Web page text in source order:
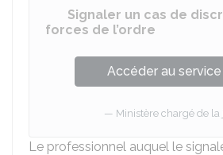
Signaler un cas de
forces de l’ordre
Accéder au
Ministère chargé de la
Le professionnel auquel le